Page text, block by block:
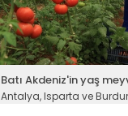
Batı Akdeniz'in yaş
Antalya, Isparta ve